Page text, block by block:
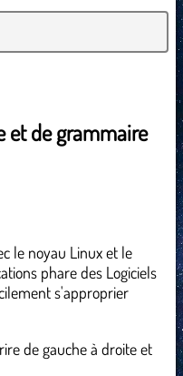
et de grammaire
le noyau Linux et le
phare des Logiciels
s'approprier
de gauche à droite et